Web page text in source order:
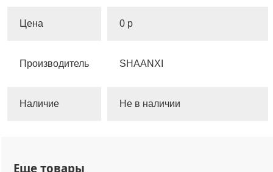
Цена 0 р
Производитель SHAANXI
Наличие Не в наличии